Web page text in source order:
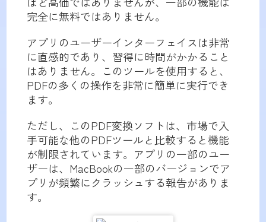
完全に無料ではありません。
アプリのユーザーインターフェイスは非常
に直感的であり、習得に時間がかかること
はありません。このツールを使用すると、
PDFの多くの操作を非常に簡単に実行でき
ます。
ただし、このPDF変換ソフトは、市場で入
手可能な他のPDFツールと比較すると機能
が制限されています。アプリの一部のユー
ザーは、MacBookの一部のバージョンでア
プリが頻繁にクラッシュする報告がありま
す。